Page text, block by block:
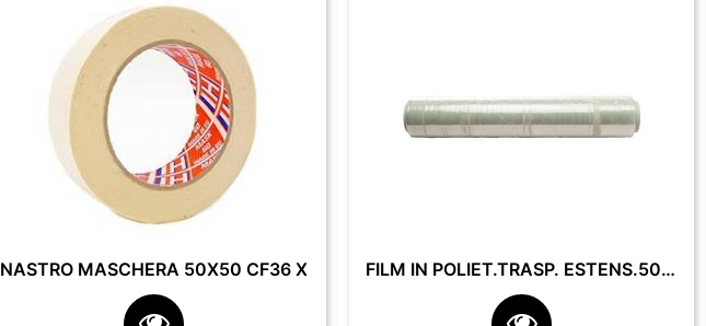
NASTRO MASCHERA 50X50 CF36 X FILM IN POLIET.TRASP. ESTENS.50 CM 23 MY 2.2 KG **